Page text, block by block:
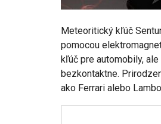
Meteoritický kľúč
pomocou
kľúč pre automobily,
bezkontaktne.
ako Ferrari alebo
Túto